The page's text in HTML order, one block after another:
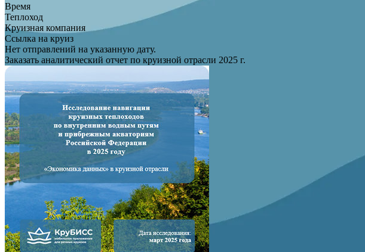
Время
Теплоход
Круизная компания
Ссылка на круиз
Нет отправлений на указанную дату.
Заказать аналитический отчет по круизной отрасли 2025 г.